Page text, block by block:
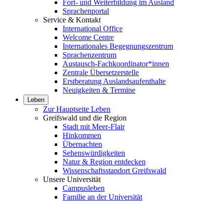
Fort- und Weiterbildung im Ausland
Sprachenportal
Service & Kontakt
International Office
Welcome Centre
Internationales Begegnungszentrum
Sprachenzentrum
Austausch-Fachkoordinator*innen
Zentrale Übersetzerstelle
Erstberatung Auslandsaufenthalte
Neuigkeiten & Termine
Leben
Zur Hauptseite Leben
Greifswald und die Region
Stadt mit Meer-Flair
Hinkommen
Übernachten
Sehenswürdigkeiten
Natur & Region entdecken
Wissenschaftsstandort Greifswald
Unsere Universität
Campusleben
Familie an der Universität